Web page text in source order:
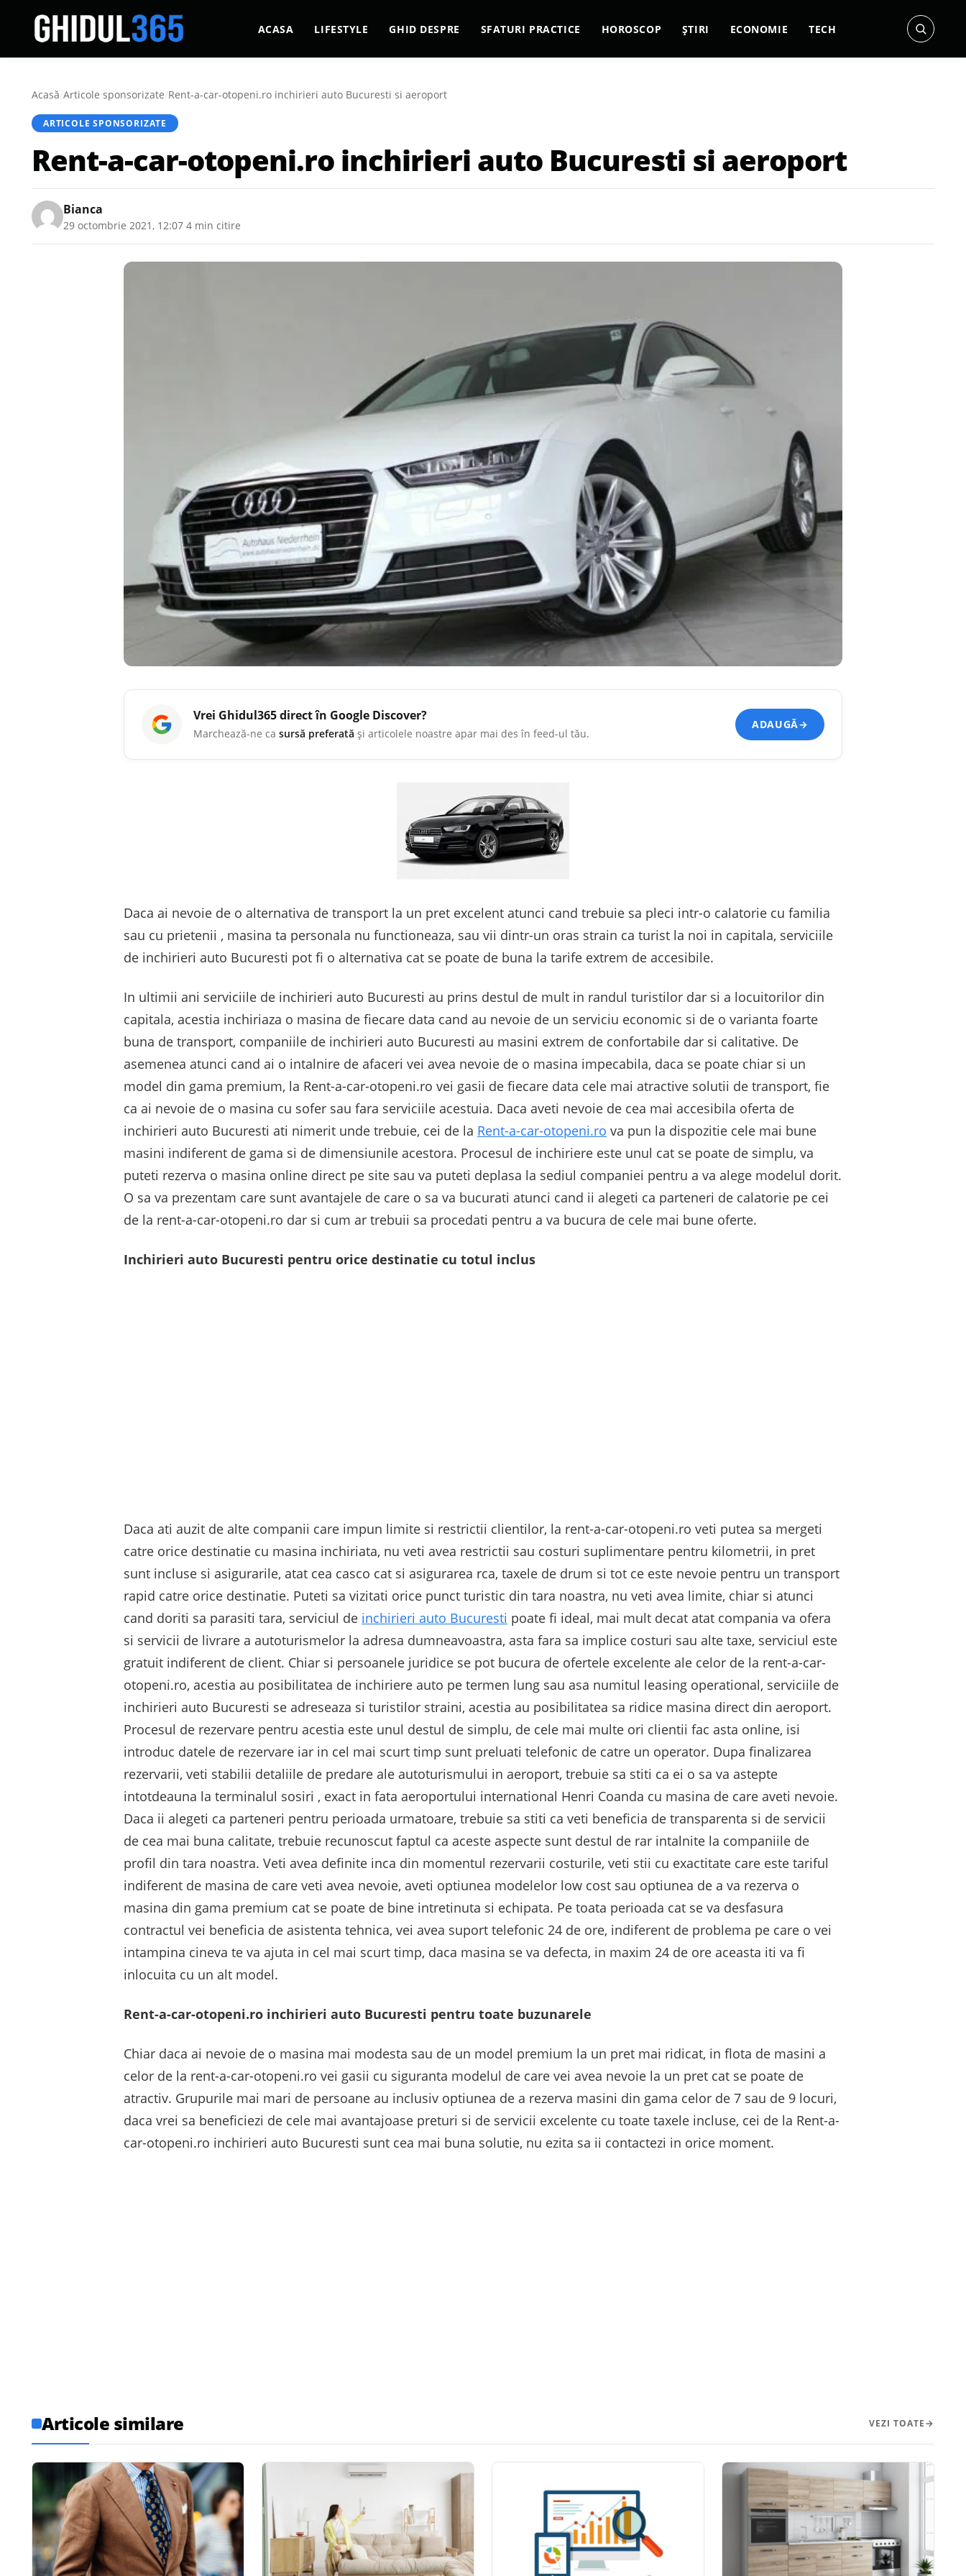
ACASA LIFESTYLE GHID DESPRE SFATURI PRACTICE HOROSCOP ȘTIRI ECONOMIE TECH
Acasă/Articole sponsorizate/Rent-a-car-otopeni.ro inchirieri auto Bucuresti si aeroport
ARTICOLE SPONSORIZATE
Rent-a-car-otopeni.ro inchirieri auto Bucuresti si aeroport
Bianca
29 octombrie 2021, 12:07 4 min citire
Vrei Ghidul365direct în Google Discover?
Marchează-ne ca sursă preferată și articolele noastre apar mai des în feed-ul tău.
ADAUGĂ→
Daca ai nevoie de o alternativa de transport la un pret excelent atunci cand trebuie sa pleci intr-o calatorie cu familia
sau cu prietenii , masina ta personala nu functioneaza, sau vii dintr-un oras strain ca turist la noi in capitala, serviciile
de inchirieri auto Bucuresti pot fi o alternativa cat se poate de buna la tarife extrem de accesibile.
In ultimii ani serviciile de inchirieri auto Bucuresti au prins destul de mult in randul turistilor dar si a locuitorilor din
capitala, acestia inchiriaza o masina de fiecare data cand au nevoie de un serviciu economic si de o varianta foarte
buna de transport, companiile de inchirieri auto Bucuresti au masini extrem de confortabile dar si calitative. De
asemenea atunci cand ai o intalnire de afaceri vei avea nevoie de o masina impecabila, daca se poate chiar si un
model din gama premium, la Rent-a-car-otopeni.ro vei gasii de fiecare data cele mai atractive solutii de transport, fie
ca ai nevoie de o masina cu sofer sau fara serviciile acestuia. Daca aveti nevoie de cea mai accesibila oferta de
inchirieri auto Bucuresti ati nimerit unde trebuie, cei de la Rent-a-car-otopeni.ro va pun la dispozitie cele mai bune
masini indiferent de gama si de dimensiunile acestora. Procesul de inchiriere este unul cat se poate de simplu, va
puteti rezerva o masina online direct pe site sau va puteti deplasa la sediul companiei pentru a va alege modelul dorit.
O sa va prezentam care sunt avantajele de care o sa va bucurati atunci cand ii alegeti ca parteneri de calatorie pe cei
de la rent-a-car-otopeni.ro dar si cum ar trebuii sa procedati pentru a va bucura de cele mai bune oferte.
Inchirieri auto Bucuresti pentru orice destinatie cu totul inclus
Daca ati auzit de alte companii care impun limite si restrictii clientilor, la rent-a-car-otopeni.ro veti putea sa mergeti
catre orice destinatie cu masina inchiriata, nu veti avea restrictii sau costuri suplimentare pentru kilometrii, in pret
sunt incluse si asigurarile, atat cea casco cat si asigurarea rca, taxele de drum si tot ce este nevoie pentru un transport
rapid catre orice destinatie. Puteti sa vizitati orice punct turistic din tara noastra, nu veti avea limite, chiar si atunci
cand doriti sa parasiti tara, serviciul de inchirieri auto Bucuresti poate fi ideal, mai mult decat atat compania va ofera
si servicii de livrare a autoturismelor la adresa dumneavoastra, asta fara sa implice costuri sau alte taxe, serviciul este
gratuit indiferent de client. Chiar si persoanele juridice se pot bucura de ofertele excelente ale celor de la rent-a-car-
otopeni.ro, acestia au posibilitatea de inchiriere auto pe termen lung sau asa numitul leasing operational, serviciile de
inchirieri auto Bucuresti se adreseaza si turistilor straini, acestia au posibilitatea sa ridice masina direct din aeroport.
Procesul de rezervare pentru acestia este unul destul de simplu, de cele mai multe ori clientii fac asta online, isi
introduc datele de rezervare iar in cel mai scurt timp sunt preluati telefonic de catre un operator. Dupa finalizarea
rezervarii, veti stabilii detaliile de predare ale autoturismului in aeroport, trebuie sa stiti ca ei o sa va astepte
intotdeauna la terminalul sosiri , exact in fata aeroportului international Henri Coanda cu masina de care aveti nevoie.
Daca ii alegeti ca parteneri pentru perioada urmatoare, trebuie sa stiti ca veti beneficia de transparenta si de servicii
de cea mai buna calitate, trebuie recunoscut faptul ca aceste aspecte sunt destul de rar intalnite la companiile de
profil din tara noastra. Veti avea definite inca din momentul rezervarii costurile, veti stii cu exactitate care este tariful
indiferent de masina de care veti avea nevoie, aveti optiunea modelelor low cost sau optiunea de a va rezerva o
masina din gama premium cat se poate de bine intretinuta si echipata. Pe toata perioada cat se va desfasura
contractul vei beneficia de asistenta tehnica, vei avea suport telefonic 24 de ore, indiferent de problema pe care o vei
intampina cineva te va ajuta in cel mai scurt timp, daca masina se va defecta, in maxim 24 de ore aceasta iti va fi
inlocuita cu un alt model.
Rent-a-car-otopeni.ro inchirieri auto Bucuresti pentru toate buzunarele
Chiar daca ai nevoie de o masina mai modesta sau de un model premium la un pret mai ridicat, in flota de masini a
celor de la rent-a-car-otopeni.ro vei gasii cu siguranta modelul de care vei avea nevoie la un pret cat se poate de
atractiv. Grupurile mai mari de persoane au inclusiv optiunea de a rezerva masini din gama celor de 7 sau de 9 locuri,
daca vrei sa beneficiezi de cele mai avantajoase preturi si de servicii excelente cu toate taxele incluse, cei de la Rent-a-
car-otopeni.ro inchirieri auto Bucuresti sunt cea mai buna solutie, nu ezita sa ii contactezi in orice moment.
Articole similare VEZI TOATE